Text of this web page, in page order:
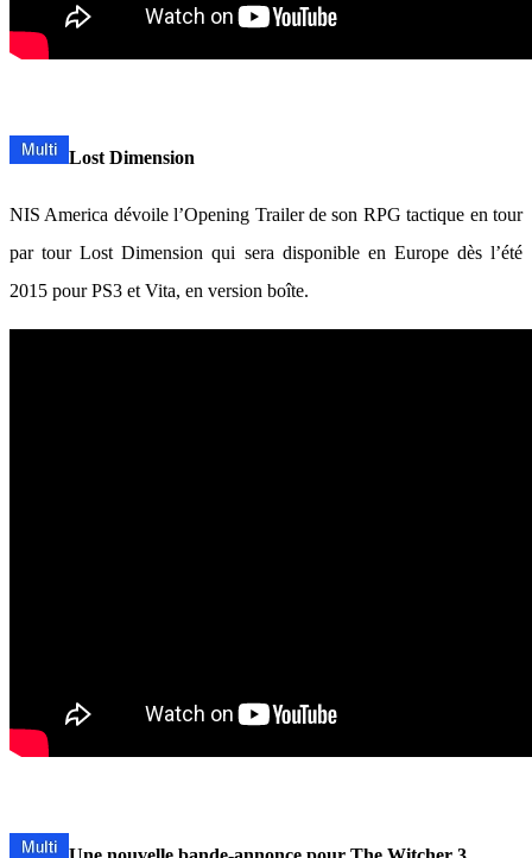
Lost Dimension
NIS America dévoile l’Opening Trailer de son RPG tactique en tour
par tour Lost Dimension qui sera disponible en Europe dès l’été
2015 pour PS3 et Vita, en version boîte.